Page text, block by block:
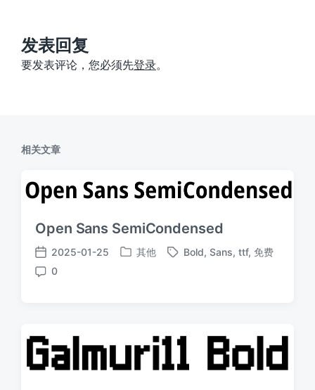
：
发表回复
要发表评论，您必须先登录。
相关文章
Open Sans SemiCondensed
发
布
2025-01-25
发
其他
标
Bold, Sans, ttf, 免费
评
0